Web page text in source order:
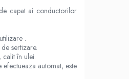
capat ai conductorilor
.
sertizare.
calit în ulei.
automat, este